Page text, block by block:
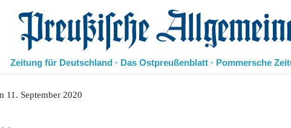
Preußische Allgemeine Zeitung
Zeitung für Deutschland · Das Ostpreußenblatt · Pommersche
11. September 2020